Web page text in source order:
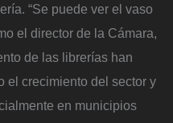
“Se puede ver el vaso
el director de la Cámara,
de las librerías han
el crecimiento del sector y
en municipios